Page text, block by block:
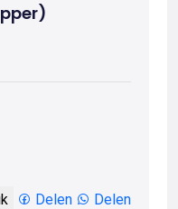
Delen Delen